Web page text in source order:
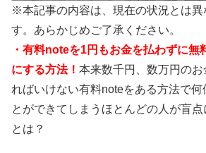
※本記事の内容は、現在の状況とは異
す。あらかじめご了承ください。
・有料noteを1円もお金を払わずに無
にする方法！ 本来数千円、数万円の
ればいけない有料noteをある方法で何
とができてしまうほとんどの人が盲
とは？